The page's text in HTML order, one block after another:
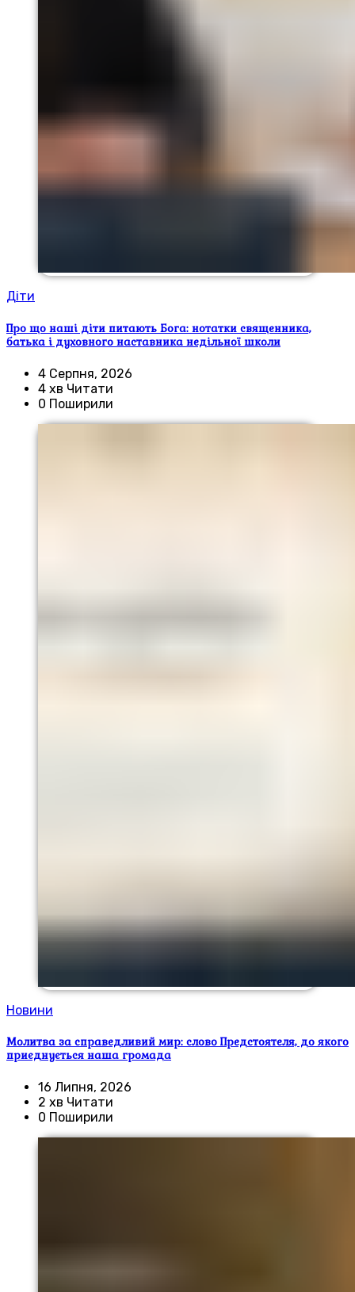
Діти
Про що наші діти питають Бога: нотатки священника,
батька і духовного наставника недільної школи
4 Серпня, 2026
4 хв Читати
0 Поширили
Новини
Молитва за справедливий мир: слово Предстоятеля, до якого
приєднується наша громада
16 Липня, 2026
2 хв Читати
0 Поширили